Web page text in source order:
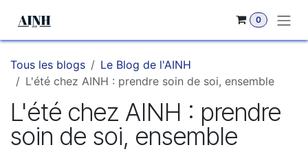
0
Tous les blogs
Le Blog de l'AINH
L'été chez AINH : prendre soin de soi, ensemble
L'été chez AINH : prendre
soin de soi, ensemble